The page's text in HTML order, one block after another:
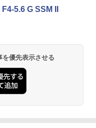
5.6 G SSM II
優先表示させる